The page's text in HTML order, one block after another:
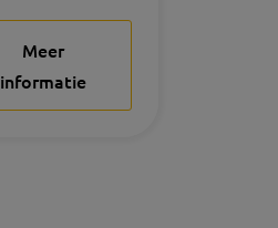
Meer
informatie